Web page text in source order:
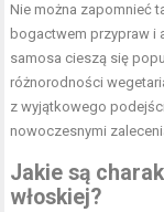
Nie można zapomnieć
bogactwem przypraw i
samosa cieszą się
różnorodności
z wyjątkowego
nowoczesnymi
Jakie są
włoskiej?